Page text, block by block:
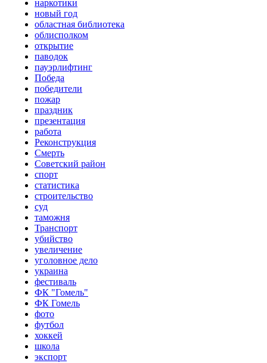
наркотики
новый год
областная библиотека
облисполком
открытие
паводок
пауэрлифтинг
Победа
победители
пожар
праздник
презентация
работа
Реконструкция
Смерть
Советский район
спорт
статистика
строительство
суд
таможня
Транспорт
убийство
увеличение
уголовное дело
украина
фестиваль
ФК "Гомель"
ФК Гомель
фото
футбол
хоккей
школа
экспорт